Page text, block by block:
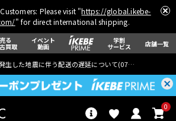
Please visit "https://global.ikebe-
" for direct international shipping.
売る
買取
イベント
動画
学割
サービス 店舗一覧
生した地震に伴う配送の遅延について(07月29日
0